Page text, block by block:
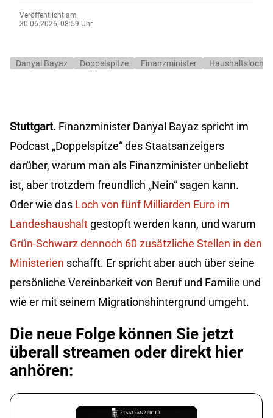
Veröffentlicht am
30.06.2026, 08:59 Uhr
Danyal Bayaz Doppelspitze Finanzminister Haushaltsloch
Stuttgart. Finanzminister Danyal Bayaz spricht im
Podcast „Doppelspitze“ des Staatsanzeigers
darüber, warum man als Finanzminister unbeliebt
ist, aber trotzdem freundlich „Nein“ sagen kann.
Oder wie das Loch von fünf Milliarden Euro im
Landeshaushaltgestopft werden kann, und warum
Grün-Schwarz dennoch 60 zusätzliche Stellen in den
Ministerien schafft. Er spricht aber auch über seine
persönliche Vereinbarkeit von Beruf und Familie und
wie er mit seinem Migrationshintergrund umgeht.
Die neue Folge können Sie jetzt
überall streamen oder direkt hier
anhören: